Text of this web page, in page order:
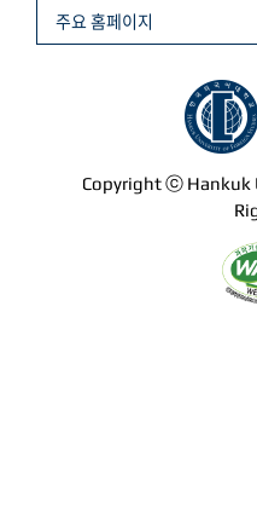
Copyright ⓒ Hankuk
주요 홈페이지